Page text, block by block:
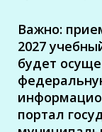
Важно:
2027
будет
портал